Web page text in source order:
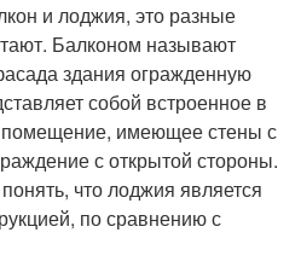
и лоджия, это разные
Балконом называют
здания огражденную
собой встроенное в
имеющее стены с
с открытой стороны.
что лоджия является
по сравнению с